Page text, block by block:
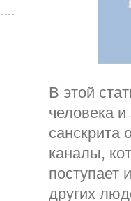
В этой
человека
санскрита
каналы,
поступает
других